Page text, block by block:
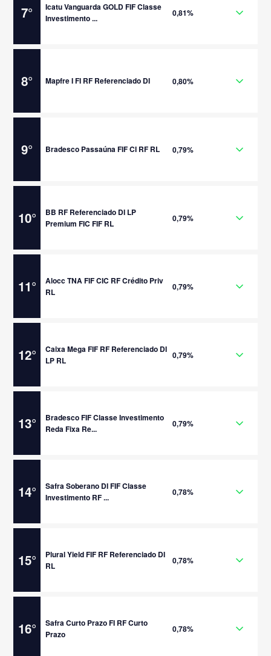
7°
Icatu Vanguarda GOLD FIF Classe
Investimento ...
0,81%
8° Mapfre I FI RF Referenciado DI 0,80%
9° Bradesco Passaúna FIF CI RF RL 0,79%
10°
BB RF Referenciado DI LP
Premium FIC FIF RL
0,79%
11°
Alocc TNA FIF CIC RF Crédito Priv
RL
0,79%
12°
Caixa Mega FIF RF Referenciado DI
LP RL
0,79%
13°
Bradesco FIF Classe Investimento
Reda Fixa Re...
0,79%
14°
Safra Soberano DI FIF Classe
Investimento RF ...
0,78%
15°
Plural Yield FIF RF Referenciado DI
RL
0,78%
16°
Safra Curto Prazo FI RF Curto
Prazo
0,78%